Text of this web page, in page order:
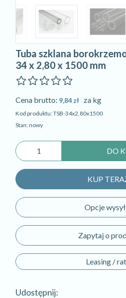
Tuba szklana
34 x 2,80 x 1500 mm
Cena brutto: 9,84 zł za kg
Kod produktu: TSB-34x2,80x1500
Stan: nowy
DO
KUP
Opcje
Zapytaj o
Leasing /
Udostępnij: